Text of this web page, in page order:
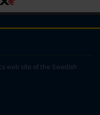
web site of the Swedish